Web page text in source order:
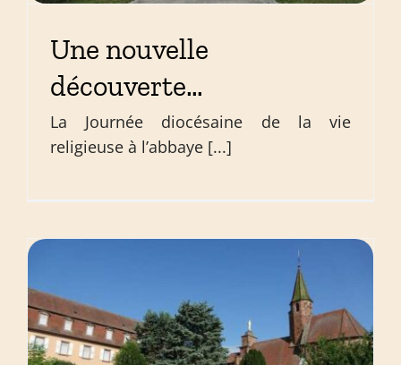
Une nouvelle
découverte…
La Journée diocésaine de la vie
religieuse à l’abbaye [...]